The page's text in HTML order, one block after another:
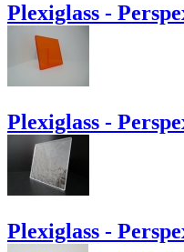
Plexiglass -
Plexiglass -
Plexiglass -